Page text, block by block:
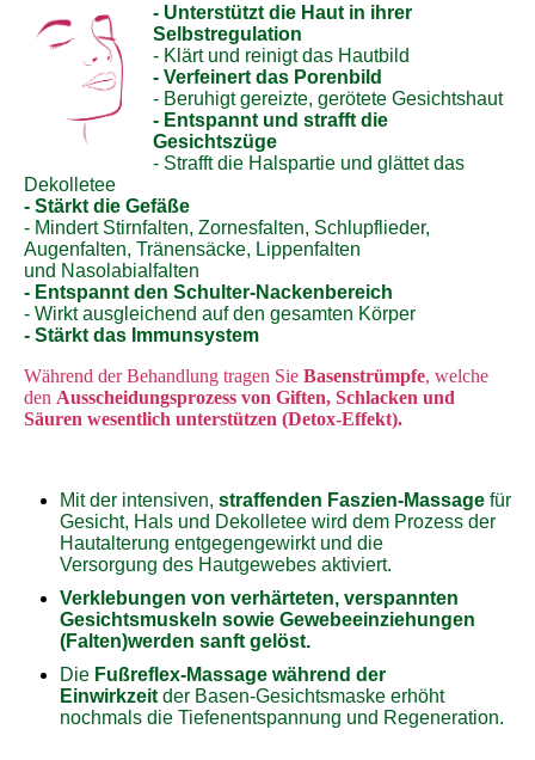
- Unterstützt die Haut in ihrer
Selbstregulation
- Klärt und reinigt das Hautbild
- Verfeinert das Porenbild
- Beruhigt gereizte, gerötete Gesichtshaut
- Entspannt und strafft die
Gesichtszüge
- Strafft die Halspartie und glättet das
Dekolletee
- Stärkt die Gefäße
- Mindert Stirnfalten, Zornesfalten, Schlupflieder,
Augenfalten, Tränensäcke, Lippenfalten
und Nasolabialfalten
- Entspannt den Schulter-Nackenbereich
- Wirkt ausgleichend auf den gesamten Körper
- Stärkt das Immunsystem
Während der Behandlung tragen Sie Basenstrümpfe, welche
den Ausscheidungsprozess von Giften, Schlacken und
Säuren wesentlich unterstützen (Detox-Effekt).
Mit der intensiven, straffenden Faszien-Massage für
Gesicht, Hals und Dekolletee wird dem Prozess der
Hautalterung entgegengewirkt und die
Versorgung des Hautgewebes aktiviert.
Verklebungen von verhärteten, verspannten
Gesichtsmuskeln sowie Gewebeeinziehungen
(Falten)werden sanft gelöst.
Die Fußreflex-Massage während der
Einwirkzeit der Basen-Gesichtsmaske erhöht
nochmals die Tiefenentspannung und Regeneration.